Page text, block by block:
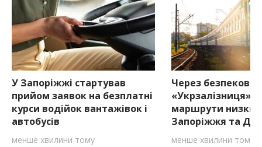
У Запоріжжі стартував
прийом заявок на безплатні
курси водійок вантажівок і
автобусів
менше хвилини тому
Через безпекову
«Укрзалізниця»
маршрути низки
Запоріжжя та
менше хвилини тому